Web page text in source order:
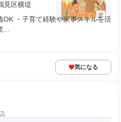
見区横堤
OK ・子育て経験や家事スキルを活
気になる